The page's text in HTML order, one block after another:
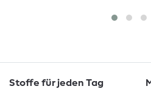
Stoffe für jeden Tag